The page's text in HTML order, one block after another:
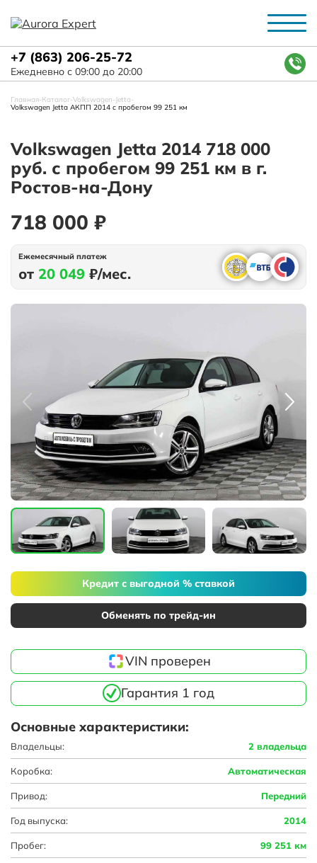
+7 (863) 206-25-72
Ежедневно с 09:00 до 20:00
Главная-Каталог-Volkswagen-Jetta-
Volkswagen Jetta АКПП 2014 с пробегом 99 251 км
Volkswagen Jetta 2014 718 000
руб. с пробегом 99 251 км в г.
Ростов-на-Дону
718 000 ₽
Ежемесячный платеж
от 20 049 ₽/мес.
Кредит с выгодной % ставкой
Обменять по трейд-ин
VIN проверен
Гарантия 1 год
Основные характеристики:
Владельцы: 2 владельца
Коробка: Автоматическая
Привод: Передний
Год выпуска: 2014
Пробег: 99 251 км